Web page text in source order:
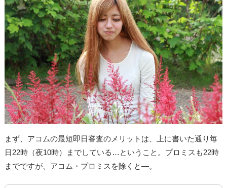
まず、アコムの最短即日審査のメリットは、上に書いた通り毎
日22時（夜10時）までしている…ということ。プロミスも22時
までですが、アコム・プロミスを除くと―。